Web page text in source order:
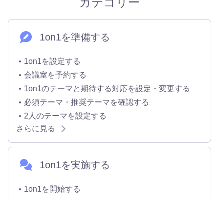
1on1を準備する
1on1を設定する
会議室を予約する
1on1のテーマと期待する対応を設定・変更する
必須テーマ・推奨テーマを確認する
2人のテーマを設定する
さらに見る
1on1を実施する
1on1を開始する